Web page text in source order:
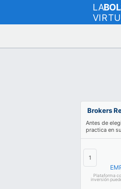
LA
Brokers
Antes de
practica en
Plataforma
inversión